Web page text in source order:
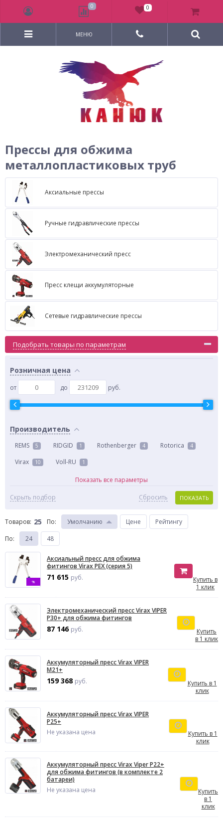
МЕНЮ
Прессы для обжима
металлопластиковых труб
Аксиальные прессы
Ручные гидравлические прессы
Электромеханический пресс
Пресс клещи аккумуляторные
Сетевые гидравлические прессы
Подобрать товары по параметрам
Розничная цена
от до руб.
Производитель
REMS 5 RIDGID 1 Rothenberger 4 Rotorica 4
Virax 10 Voll-RU 1
Показать все параметры
Скрыть подбор ПОКАЗАТЬ
Сбросить
Товаров: 25 По: Умолчанию Цене
Рейтингу
По: 24 48
%
Аксиальный пресс для обжима
фитингов Virax PEX (серия 5)
71 615 руб.
Купить в
1 клик
Электромеханический пресс Virax VIPER
P30+ для обжима фитингов
87 146 руб.
Купить
в 1 клик
Аккумуляторный пресс Virax VIPER
M21+
159 368 руб.
Купить в 1
клик
Аккумуляторный пресс Virax VIPER
P25+
Не указана цена
Купить в 1
клик
Аккумуляторный пресс Virax Viper P22+
для обжима фитингов (в комплекте 2
батареи)
Не указана цена
Купить
в 1
клик
0 0